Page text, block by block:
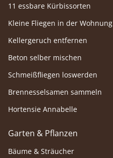
11 essbare Kürbissorten
Kleine Fliegen in der Wohnung
Kellergeruch entfernen
Beton selber mischen
Schmeißfliegen loswerden
Brennesselsamen sammeln
Hortensie Annabelle
Garten & Pflanzen
Bäume & Sträucher